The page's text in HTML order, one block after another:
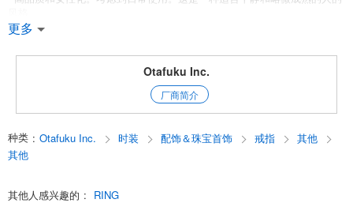
一件永不过时的标准品。3种类型，两种颜色。
*其他戒指在这里
English
更多
Otafuku Inc.
厂商简介
种类 : Otafuku Inc. 时装 配饰＆珠宝首饰 戒指
其他
其他
其他人感兴趣的 : RING